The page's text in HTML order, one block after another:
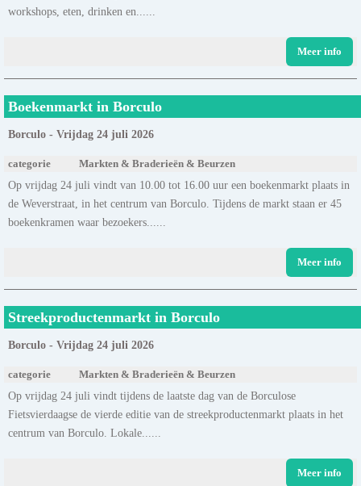
workshops, eten, drinken en......
Meer info
Boekenmarkt in Borculo
Borculo - Vrijdag 24 juli 2026
categorie Markten & Braderieën & Beurzen
Op vrijdag 24 juli vindt van 10.00 tot 16.00 uur een boekenmarkt plaats in
de Weverstraat, in het centrum van Borculo. Tijdens de markt staan er 45
boekenkramen waar bezoekers......
Meer info
Streekproductenmarkt in Borculo
Borculo - Vrijdag 24 juli 2026
categorie Markten & Braderieën & Beurzen
Op vrijdag 24 juli vindt tijdens de laatste dag van de Borculose
Fietsvierdaagse de vierde editie van de streekproductenmarkt plaats in het
centrum van Borculo. Lokale......
Meer info